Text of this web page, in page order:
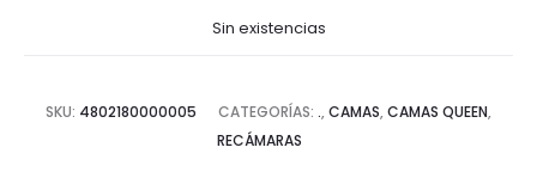
Sin existencias
SKU: 4802180000005 CATEGORÍAS: ., CAMAS, CAMAS QUEEN,
RECÁMARAS